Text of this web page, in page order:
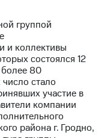
группой
и коллективы
состоялся 12
более 80
стало
участие в
компании
района г. Гродно,